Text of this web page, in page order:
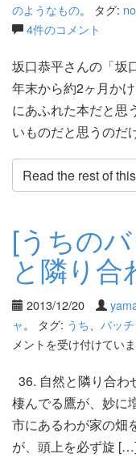
のようなもの。 タグ: no
4件のコメント
坂口恭平さんの「坂
年末から約2ヶ月か
にあふれた本だと
いものだと思うのだ
Read the rest of
[うちの
と隣り合
2013/12/20
ャ。 タグ: うち バッ
メントを受け付けてい
36. 自然と隣り合
棲んでる鷹が、妙
市にあるわが家の畑
が、頭上を必ず旋